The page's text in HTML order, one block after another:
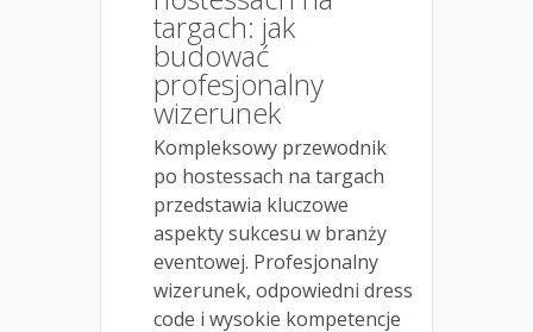
targach: jak
budować
profesjonalny
wizerunek
Kompleksowy przewodnik
po hostessach na targach
przedstawia kluczowe
aspekty sukcesu w branży
eventowej. Profesjonalny
wizerunek, odpowiedni dress
code i wysokie kompetencje